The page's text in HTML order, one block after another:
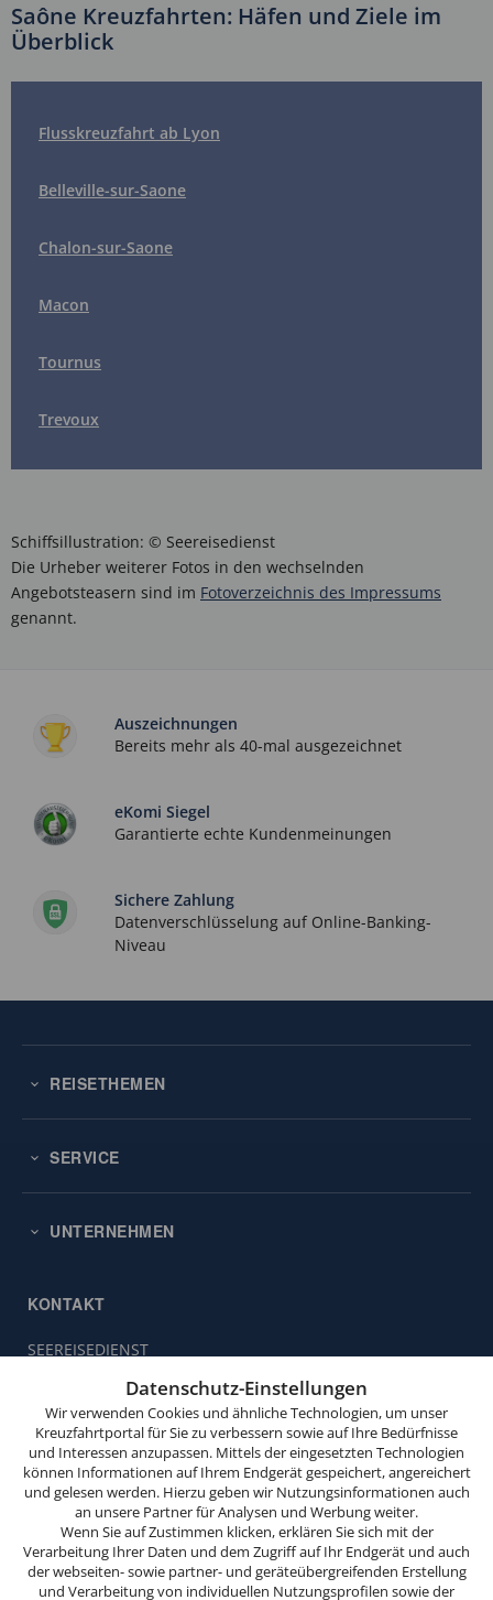
Saône Kreuzfahrten: Häfen und Ziele im
Überblick
Flusskreuzfahrt ab Lyon
Belleville-sur-Saone
Chalon-sur-Saone
Macon
Tournus
Trevoux
Schiffsillustration: © Seereisedienst
Die Urheber weiterer Fotos in den wechselnden
Angebotsteasern sind im Fotoverzeichnis des Impressums
genannt.
Auszeichnungen
Bereits mehr als 40-mal ausgezeichnet
eKomi Siegel
Garantierte echte Kundenmeinungen
Sichere Zahlung
Datenverschlüsselung auf Online-Banking-
Niveau
REISETHEMEN
SERVICE
UNTERNEHMEN
KONTAKT
SEEREISEDIENST
47119 Duisburg
Buchungsservice:0203 / 30 98 00
(Mo. bis Fr. von 9.00 bis 18.00 Uhr,
Sa. von 10.00 bis 15.00 Uhr,
So. von 10.00 bis 13.00 Uhr,
außer feiertags)
info@seereisedienst.de
Diese
verwendet
Cookies.
Wenn
Sie
weitersurfen,
stimmen
Sie
der
Datenschutz-Einstellungen
Wir verwenden Cookies und ähnliche Technologien, um unser
Kreuzfahrtportal für Sie zu verbessern sowie auf Ihre Bedürfnisse
und Interessen anzupassen. Mittels der eingesetzten Technologien
können Informationen auf Ihrem Endgerät gespeichert, angereichert
und gelesen werden. Hierzu geben wir Nutzungsinformationen auch
an unsere Partner für Analysen und Werbung weiter.
Wenn Sie auf Zustimmen klicken, erklären Sie sich mit der
Verarbeitung Ihrer Daten und dem Zugriff auf Ihr Endgerät und auch
der webseiten- sowie partner- und geräteübergreifenden Erstellung
und Verarbeitung von individuellen Nutzungsprofilen sowie der